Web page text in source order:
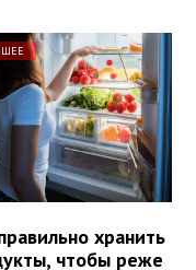
хранить
чтобы реже